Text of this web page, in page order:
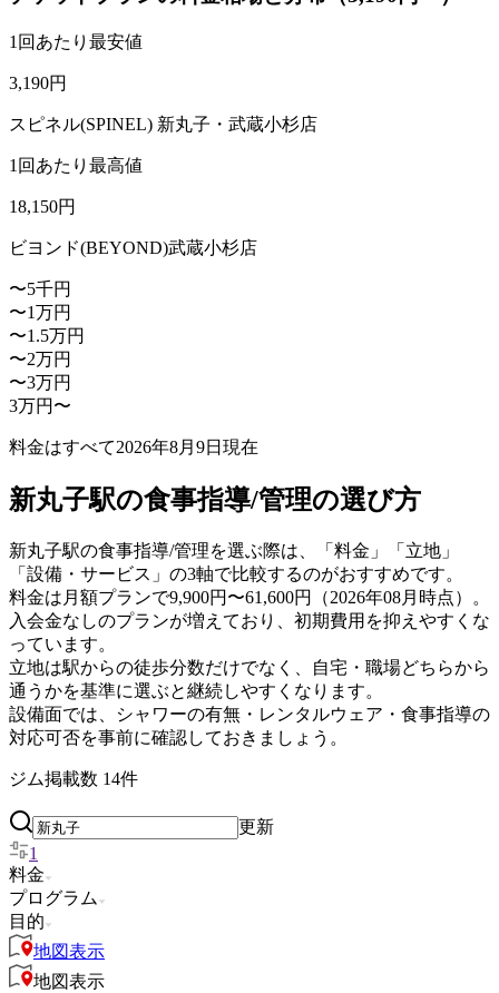
1回あたり最安値
3,190円
スピネル(SPINEL) 新丸子・武蔵小杉店
1回あたり最高値
18,150円
ビヨンド(BEYOND)武蔵小杉店
〜5千円
〜1万円
〜1.5万円
〜2万円
〜3万円
3万円〜
料金はすべて2026年8月9日 現在
新丸子駅の食事指導/管理の選び方
新丸子駅の食事指導/管理を選ぶ際は、「料金」「立地」
「設備・サービス」の3軸で比較するのがおすすめです。
料金は月額プランで9,900円〜61,600円（2026年08月時点）。
入会金なしのプランが増えており、初期費用を抑えやすくな
っています。
立地は駅からの徒歩分数だけでなく、自宅・職場どちらから
通うかを基準に選ぶと継続しやすくなります。
設備面では、シャワーの有無・レンタルウェア・食事指導の
対応可否を事前に確認しておきましょう。
ジム掲載数 14件
更新
1
料金
プログラム
目的
地図表示
地図表示